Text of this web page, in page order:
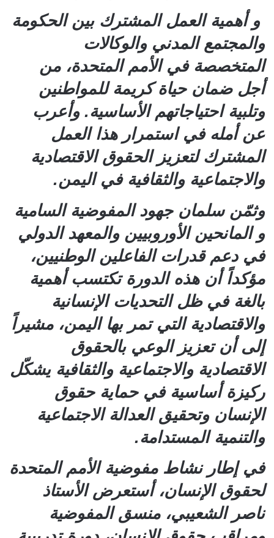
و أهمية العمل المشترك بين الحكومة
والمجتمع المدني والوكالات
المتخصصة في الأمم المتحدة، من
أجل ضمان حياة كريمة للمواطنين
وتلبية احتياجاتهم الأساسية. وأعرب
عن أمله في استمرار هذا العمل
المشترك لتعزيز الحقوق الاقتصادية
والاجتماعية والثقافية في اليمن.
وثمّن سلمان جهود المفوضية السامية
و المانحين الأوروبيين والمعهد الدولي
في دعم قدرات الفاعلين الوطنيين،
مؤكداً أن هذه الدورة تكتسب أهمية
بالغة في ظل التحديات الإنسانية
والاقتصادية التي تمر بها اليمن، مشيراً
إلى أن تعزيز الوعي بالحقوق
الاقتصادية والاجتماعية والثقافية يشكّل
ركيزة أساسية في حماية حقوق
الإنسان وتحقيق العدالة الاجتماعية
والتنمية المستدامة.
في إطار نشاط مفوضية الأمم المتحدة
لحقوق الإنسان، أستعرض الأستاذ
ناصر الشعيبي، منسق المفوضية